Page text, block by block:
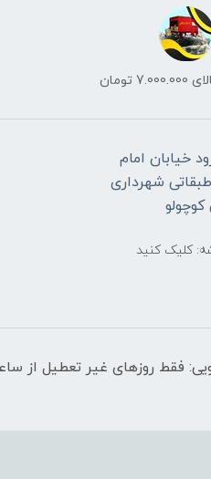
تومان
خیابان امام
شهرداری
کلیک کنید